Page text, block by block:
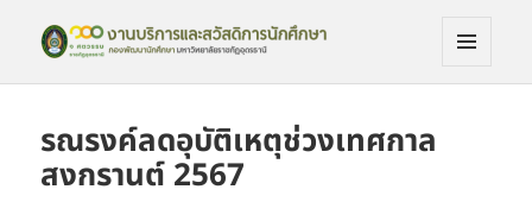
งานบริการและสวัดิการนักศึกษา
รณรงค์ลดอุบัติเหตุช่วงเทศกาล
สงกรานต์ 2567